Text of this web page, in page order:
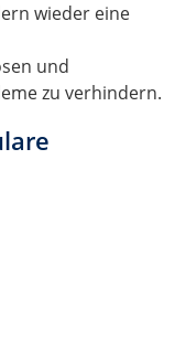
wieder eine
und
zu verhindern.